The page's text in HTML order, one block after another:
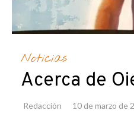
Noticias
Acerca de
Redacción 10 de marzo de